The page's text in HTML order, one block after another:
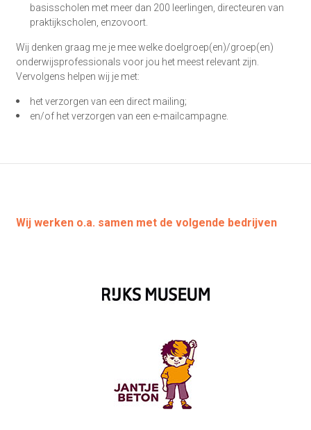
basisscholen met meer dan 200 leerlingen, directeuren van
praktijkscholen, enzovoort.
Wij denken graag me je mee welke doelgroep(en)/groep(en)
onderwijsprofessionals voor jou het meest relevant zijn.
Vervolgens helpen wij je met:
het verzorgen van een direct mailing;
en/of het verzorgen van een e-mailcampagne.
Wij werken o.a. samen met de volgende bedrijven